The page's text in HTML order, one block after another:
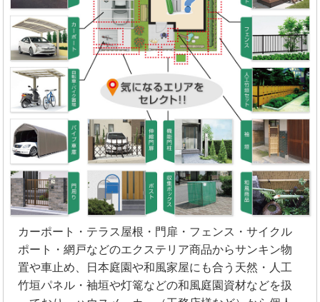
カーポート・テラス屋根・門扉・フェンス・サイクル
ポート・網戸などのエクステリア商品からサンキン物
置や車止め、日本庭園や和風家屋にも合う天然・人工
竹垣パネル・袖垣や灯篭などの和風庭園資材などを扱